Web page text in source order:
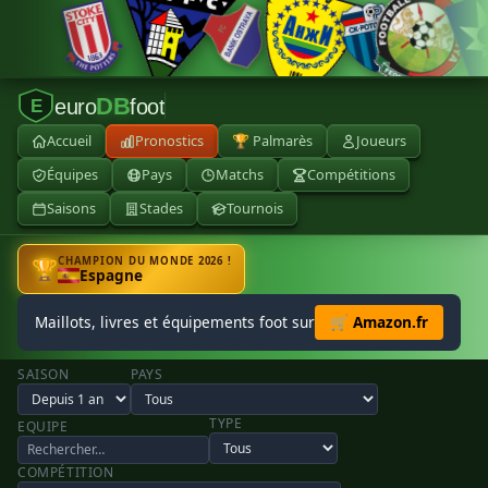
E euroDBfoot
Accueil Pronostics 🏆 Palmarès
Joueurs
Équipes
Pays Matchs
Compétitions
Saisons
Stades Tournois
🏆CHAMPION DU MONDE 2026 !
Espagne
Maillots, livres et équipements foot sur 🛒 Amazon.fr
SAISON PAYS
EQUIPE TYPE
COMPÉTITION